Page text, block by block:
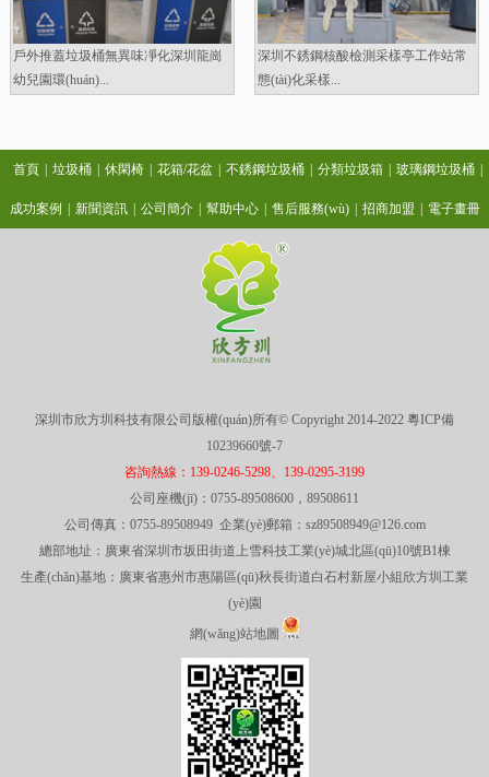
戶外推蓋垃圾桶無異味凈化深圳龍崗
幼兒園環(huán)...
深圳不銹鋼核酸檢測采樣亭工作站常
態(tài)化采樣...
首頁 垃圾桶 休閑椅 花箱/花盆 不銹鋼垃圾桶 分類垃圾箱 玻璃鋼垃圾桶
成功案例 新聞資訊 公司簡介 幫助中心 售后服務(wù) 招商加盟 電子畫冊
深圳市欣方圳科技有限公司版權(quán)所有© Copyright 2014-2022 粵ICP備
10239660號-7
咨詢熱線：139-0246-5298、139-0295-3199
公司座機(jī)：0755-89508600，89508611
公司傳真：0755-89508949 企業(yè)郵箱：sz89508949@126.com
總部地址：廣東省深圳市坂田街道上雪科技工業(yè)城北區(qū)10號B1棟
生產(chǎn)基地：廣東省惠州市惠陽區(qū)秋長街道白石村新屋小組欣方圳工業
(yè)園
網(wǎng)站地圖